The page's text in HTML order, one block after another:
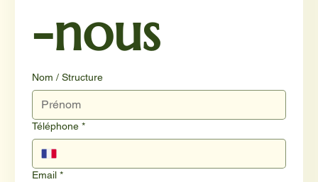
-nous
Nom / Structure
Téléphone *
Email *